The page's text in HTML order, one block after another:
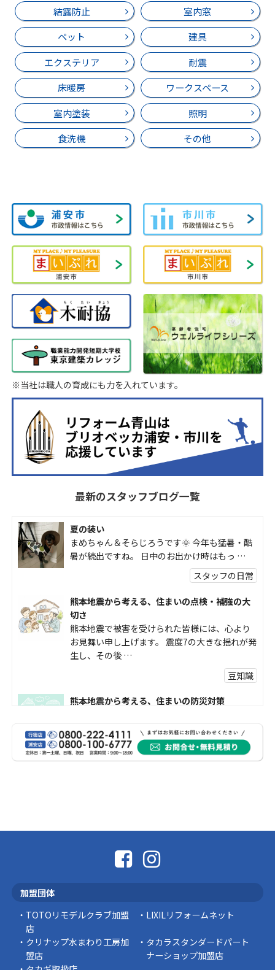
結露防止
室内窓
ペット
建具
エクステリア
耐震
床暖房
ワークスペース
室内塗装
照明
食洗機
その他
※当社は職人の育成にも力を入れています。
最新のスタッフブログ一覧
夏の装い
まめちゃん＆そらじろうです🌞 今年も猛暑・酷
暑が続出ですね。 日中のお出かけ時はもっ …
スタッフの日常
熊本地震から考える、住まいの点検・補強の大
切さ
熊本地震で被害を受けられた皆様には、心より
お見舞い申し上げます。 震度7の大きな揺れが発
生し、その後 …
豆知識
熊本地震から考える、住まいの防災対策
受けられた皆様に、心よりお見舞い申し上げま
す。 今回の地震 …
社長コラム
スタッフの日常
加盟団体
TOTOリモデルクラブ加盟
店
LIXILリフォームネット
クリナップ水まわり工房加
盟店
タカラスタンダードパート
ナーショップ加盟店